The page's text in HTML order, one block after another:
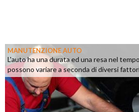
MANUTENZIONE AUTO
L'auto ha una durata ed una resa nel
possono variare a seconda di diversi